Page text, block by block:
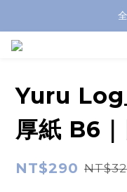
Yuru
厚紙 B6
NT$290